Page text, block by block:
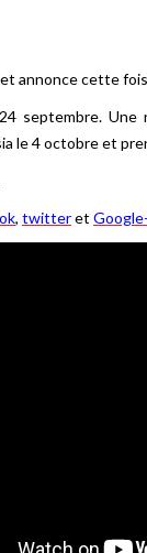
annonce cette
septembre. Une
le 4 octobre et
, twitteret